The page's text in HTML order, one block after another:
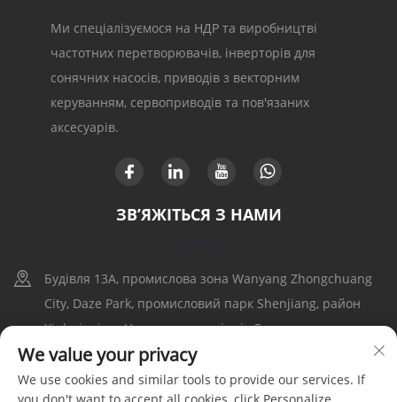
Ми спеціалізуємося на НДР та виробництві
частотних перетворювачів, інверторів для
сонячних насосів, приводів з векторним
керуванням, сервоприводів та пов'язаних
аксесуарів.
ЗВ’ЯЖІТЬСЯ З НАМИ
Будівля 13A, промислова зона Wanyang Zhongchuang
City, Daze Park, промисловий парк Shenjiang, район
Xinhui, місто Цзянмэнь, провінція Гуандун
+86-17316086390
We value your privacy
We use cookies and similar tools to provide our services. If